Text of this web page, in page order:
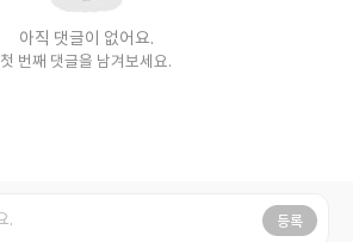
아직 댓글이 없어요.
첫 번째 댓글을 남겨보세요.
등록